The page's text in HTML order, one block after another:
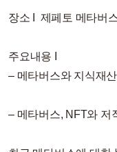
장소 I 제페토 메타버
주요내용 I
– 메타버스와 지식재
– 메타버스, NFT와 저